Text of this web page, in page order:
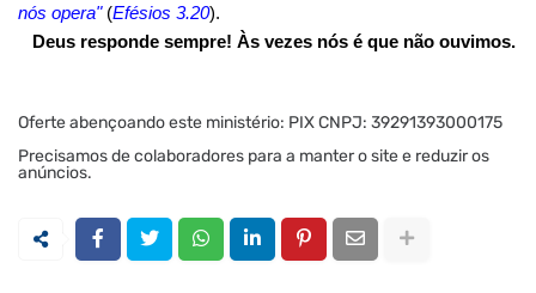
nós opera"(Efésios 3.20).
Deus responde sempre! Às vezes nós é que não ouvimos.
Oferte abençoando este ministério: PIX CNPJ: 39291393000175
Precisamos de colaboradores para a manter o site e reduzir os
anúncios.